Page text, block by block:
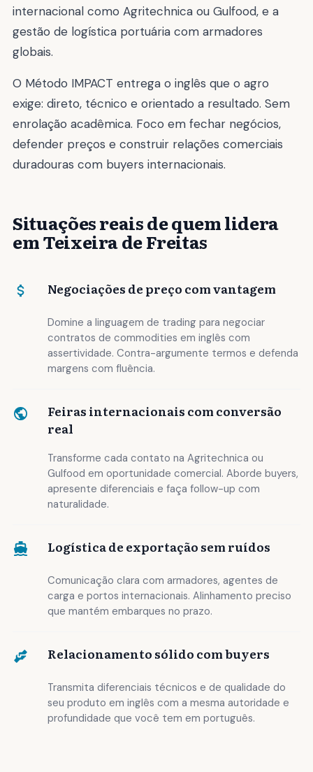
internacional como Agritechnica ou Gulfood, e a
gestão de logística portuária com armadores
globais.
O Método IMPACT entrega o inglês que o agro
exige: direto, técnico e orientado a resultado. Sem
enrolação acadêmica. Foco em fechar negócios,
defender preços e construir relações comerciais
duradouras com buyers internacionais.
Situações reais de quem lidera
em Teixeira de Freitas
Negociações de preço com vantagem
Domine a linguagem de trading para negociar
contratos de commodities em inglês com
assertividade. Contra-argumente termos e defenda
margens com fluência.
Feiras internacionais com conversão
real
Transforme cada contato na Agritechnica ou
Gulfood em oportunidade comercial. Aborde buyers,
apresente diferenciais e faça follow-up com
naturalidade.
Logística de exportação sem ruídos
Comunicação clara com armadores, agentes de
carga e portos internacionais. Alinhamento preciso
que mantém embarques no prazo.
Relacionamento sólido com buyers
Transmita diferenciais técnicos e de qualidade do
seu produto em inglês com a mesma autoridade e
profundidade que você tem em português.